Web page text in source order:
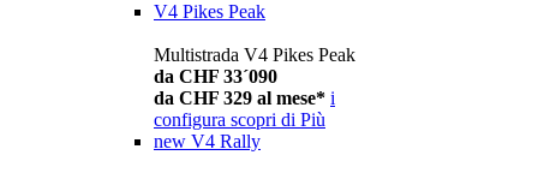
V4 Pikes Peak
Multistrada V4 Pikes Peak
da CHF 33´090
da CHF 329 al mese* i
configura scopri di Più
new V4 Rally